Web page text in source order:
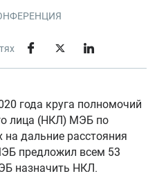
года круга полномочий
лица (НКЛ) МЭБ по
дальние расстояния
предложил всем 53
назначить НКЛ.